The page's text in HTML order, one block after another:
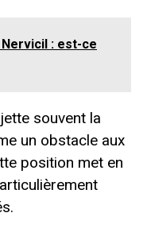
: est-ce
souvent la
un obstacle aux
position met en